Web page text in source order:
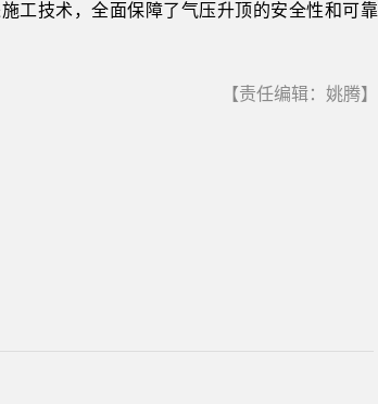
工技术，全面保障了气压升顶的安全性和可靠
【责任编辑：姚腾】